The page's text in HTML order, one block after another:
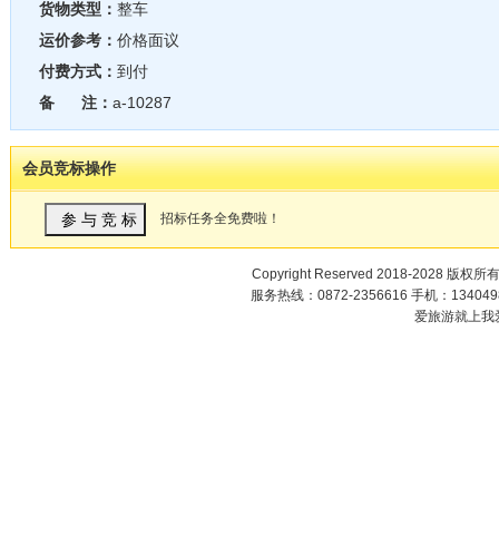
货物类型： 整车
运价参考： 价格面议
付费方式： 到付
备 注： a-10287
会员竞标操作
招标任务全免费啦！
Copyright Reserved 2018-2028 版权所
服务热线：0872-2356616 手机：
爱旅游就上我